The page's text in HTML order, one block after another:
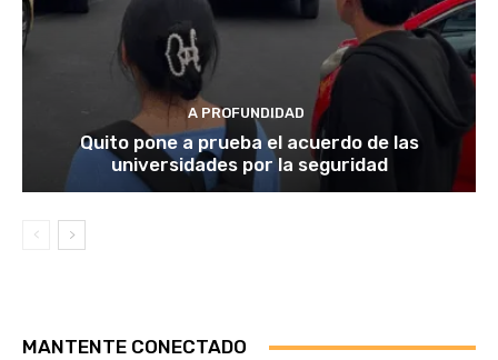
A PROFUNDIDAD
Quito pone a prueba el acuerdo de las
universidades por la seguridad
MANTENTE CONECTADO